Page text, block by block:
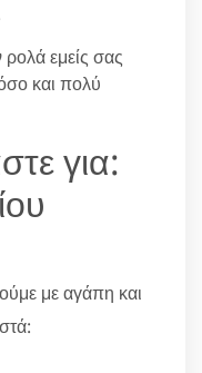
ρολά εμείς σας
και πολύ
για:
με αγάπη και